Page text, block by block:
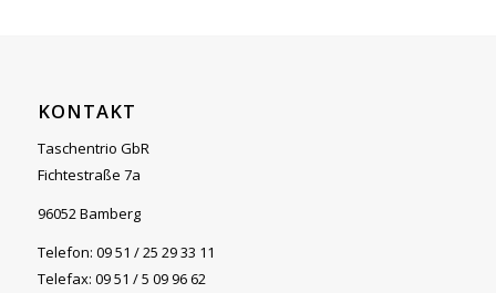
KONTAKT
Taschentrio GbR
Fichtestraße 7a
96052 Bamberg
Telefon: 09 51 / 25 29 33 11
Telefax: 09 51 / 5 09 96 62